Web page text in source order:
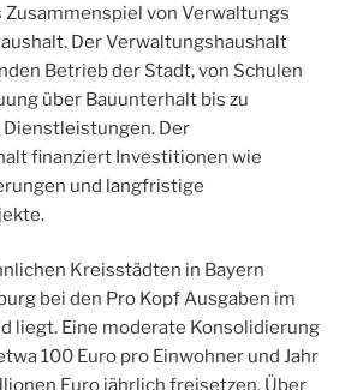
Zusammenspiel von Verwaltungs
Der Verwaltungshaushalt
Betrieb der Stadt, von Schulen
über Bauunterhalt bis zu
Der
finanziert Investitionen wie
und langfristige
Kreisstädten in Bayern
bei den Pro Kopf Ausgaben im
liegt. Eine moderate Konsolidierung
100 Euro pro Einwohner und Jahr
Euro jährlich freisetzen. Über